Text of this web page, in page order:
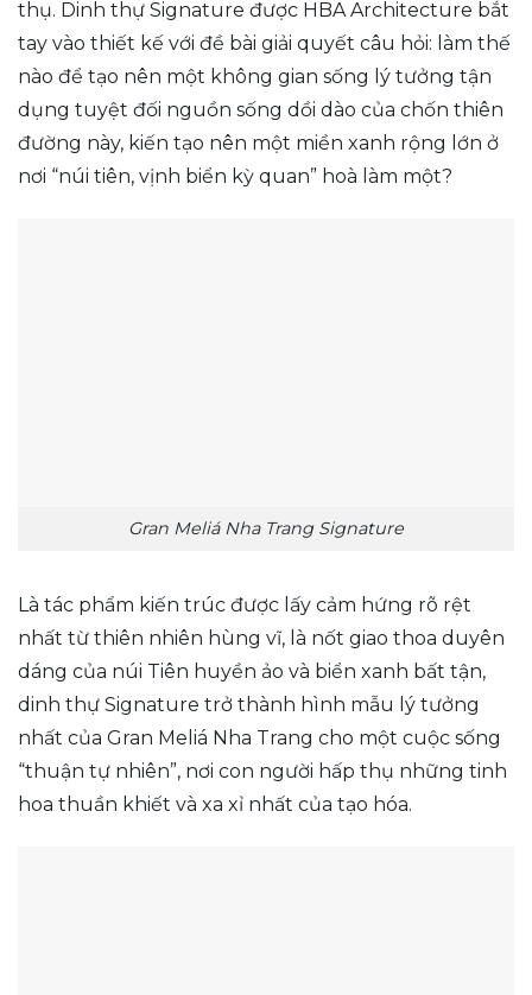
thụ. Dinh thự Signature được HBA Architecture bắt
tay vào thiết kế với đề bài giải quyết câu hỏi: làm thế
nào để tạo nên một không gian sống lý tưởng tận
dụng tuyệt đối nguồn sống dồi dào của chốn thiên
đường này, kiến tạo nên một miền xanh rộng lớn ở
nơi “núi tiên, vịnh biển kỳ quan” hoà làm một?
Gran Meliá Nha Trang Signature
Là tác phẩm kiến trúc được lấy cảm hứng rõ rệt
nhất từ thiên nhiên hùng vĩ, là nốt giao thoa duyên
dáng của núi Tiên huyền ảo và biển xanh bất tận,
dinh thự Signature trở thành hình mẫu lý tưởng
nhất của Gran Meliá Nha Trang cho một cuộc sống
“thuận tự nhiên”, nơi con người hấp thụ những tinh
hoa thuần khiết và xa xỉ nhất của tạo hóa.